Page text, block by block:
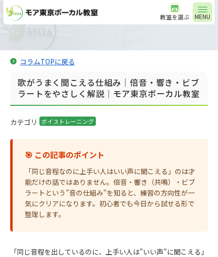
MENU
教室を選ぶ
コラムTOPに戻る
歌がうまく聞こえる仕組み｜倍音・響き・ビブ
ラートをやさしく解説｜モア東京ボーカル教室
カテゴリ ボイストレーニング
🎯 この記事のポイント
「同じ音程なのに上手い人はいい声に聞こえる」のは才
能だけの話ではありません。倍音・響き（共鳴）・ビブ
ラートという”音の仕組み”を知ると、練習の方向性が一
気にクリアになります。初心者でも今日から試せる形で
整理します。
「同じ音程を出しているのに、上手い人は”いい声”に聞こえる」